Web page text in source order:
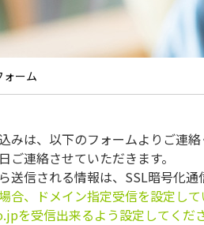
ォーム
みは、以下のフォームよりご連絡
ご連絡させていただきます。
送信される情報は、SSL暗号化通
合、ドメイン指定受信を設定して
を受信出来るよう設定してくださ